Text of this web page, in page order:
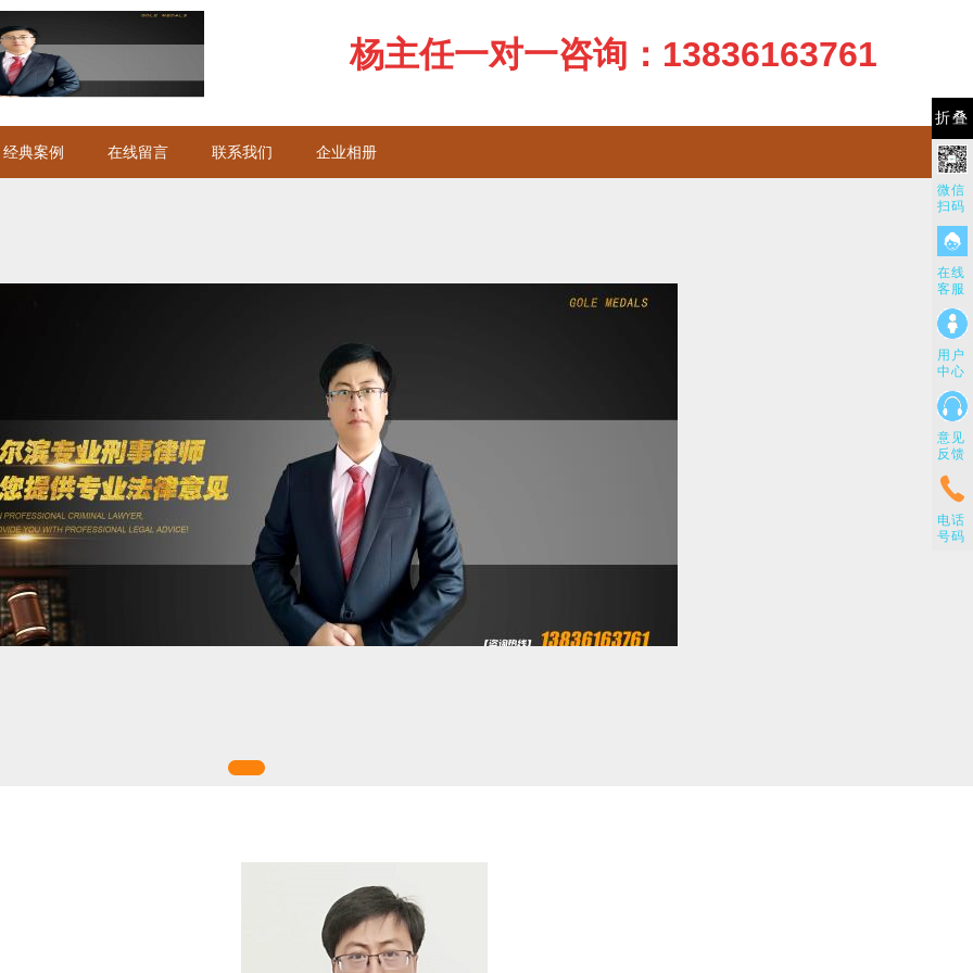
折叠
微信
扫码
在线
客服
用户
中心
意见
反馈
电话
号码
杨主任一对一咨询：13836163761
经典案例 在线留言 联系我们 企业相册